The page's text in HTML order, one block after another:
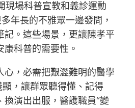
現場科普宣教和義診運動
年長的不雅眾一邊發問，
記。這些場景，更讓陳孝平
科普的需要性。
心，必需把艱澀難明的醫學
顯，讓群眾聽得懂、記得
換演出出服，醫護職員“變